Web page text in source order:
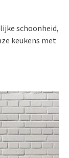
schoonheid,
keukens met